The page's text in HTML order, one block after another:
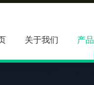
关于我们 产